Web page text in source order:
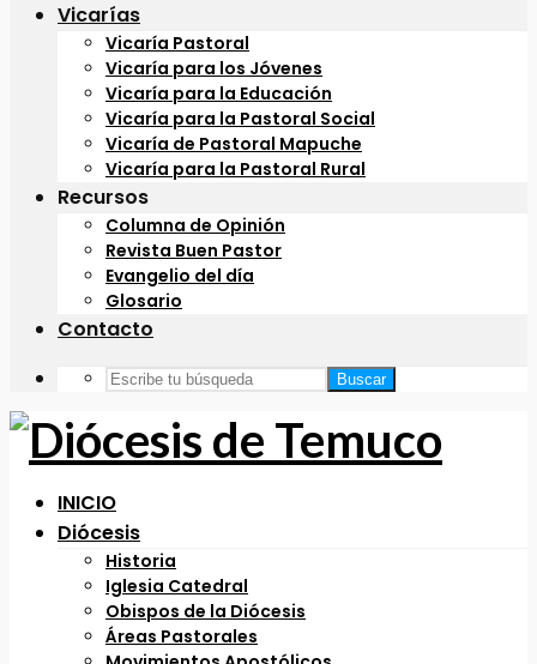
Vicarías
Vicaría Pastoral
Vicaría para los Jóvenes
Vicaría para la Educación
Vicaría para la Pastoral Social
Vicaría de Pastoral Mapuche
Vicaría para la Pastoral Rural
Recursos
Columna de Opinión
Revista Buen Pastor
Evangelio del día
Glosario
Contacto
Buscar
INICIO
Diócesis
Historia
Iglesia Catedral
Obispos de la Diócesis
Áreas Pastorales